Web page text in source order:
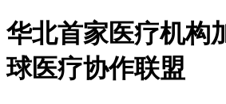
华北首家医疗机构
球医疗协作联盟